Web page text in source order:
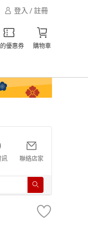
登入 / 註冊
優惠券 購物車
訊 聯絡店家